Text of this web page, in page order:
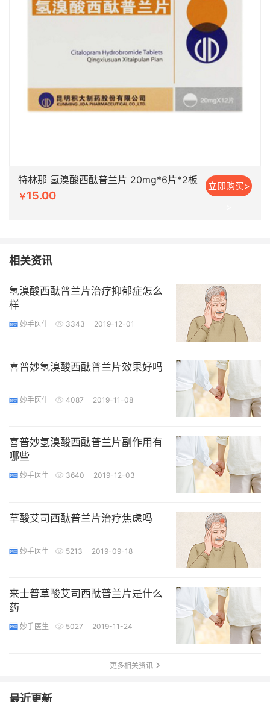
特林那 氢溴酸西酞普兰片 20mg*6片*2板
￥15.00
立即购买>
相关资讯
氢溴酸西酞普兰片治疗抑郁症怎么
样
妙手医生 3343 2019-12-01
喜普妙氢溴酸西酞普兰片效果好吗
妙手医生 4087 2019-11-08
喜普妙氢溴酸西酞普兰片副作用有
哪些
妙手医生 3640 2019-12-03
草酸艾司西酞普兰片治疗焦虑吗
妙手医生 5213 2019-09-18
来士普草酸艾司西酞普兰片是什么
药
妙手医生 5027 2019-11-24
更多相关资讯
最近更新